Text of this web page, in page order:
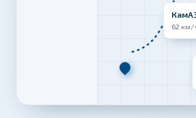
62 км/